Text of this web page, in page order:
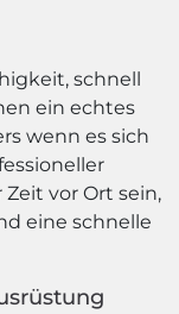
schnell
ein echtes
wenn es sich
vor Ort sein,
eine schnelle